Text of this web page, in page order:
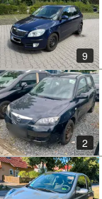
9
2